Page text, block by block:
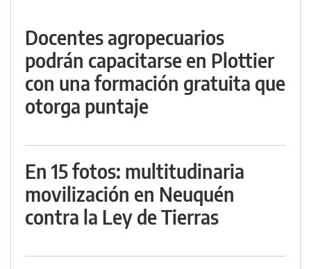
Docentes agropecuarios
podrán capacitarse en Plottier
con una formación gratuita que
otorga puntaje
En 15 fotos: multitudinaria
movilización en Neuquén
contra la Ley de Tierras